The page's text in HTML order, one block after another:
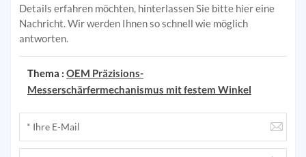
Details erfahren möchten, hinterlassen Sie bitte hier eine
Nachricht. Wir werden Ihnen so schnell wie möglich
antworten.
Thema : OEM Präzisions-
Messerschärfermechanismus mit festem Winkel